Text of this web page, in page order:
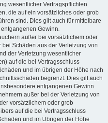
wesentlicher Vertragspflichten
die auf ein vorsätzliches oder grob
sind. Dies gilt auch für mittelbare
Gewinn.
außer bei vorsätzlichem oder
Schäden aus der Verletzung von
der Verletzung wesentlicher
auf die bei Vertragsschluss
und im übrigen der Höhe nach
begrenzt. Dies gilt auch
entgangenen Gewinn.
außer bei der Verletzung von
vorsätzlichem oder grob
auf die bei Vertragsschluss
und im Übrigen der Höhe